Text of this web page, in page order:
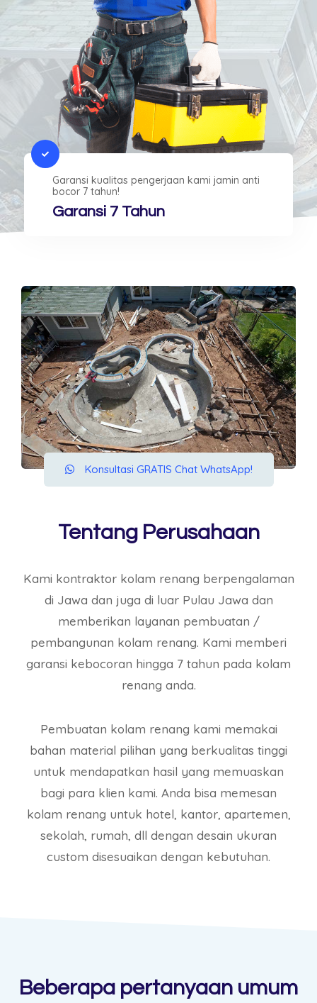
Garansi kualitas pengerjaan kami jamin anti
bocor 7 tahun!
Garansi 7 Tahun
Konsultasi GRATIS Chat WhatsApp!
Tentang Perusahaan
Kami kontraktor kolam renang berpengalaman
di Jawa dan juga di luar Pulau Jawa dan
memberikan layanan pembuatan /
pembangunan kolam renang. Kami memberi
garansi kebocoran hingga 7 tahun pada kolam
renang anda.
Pembuatan kolam renang kami memakai
bahan material pilihan yang berkualitas tinggi
untuk mendapatkan hasil yang memuaskan
bagi para klien kami. Anda bisa memesan
kolam renang untuk hotel, kantor, apartemen,
sekolah, rumah, dll dengan desain ukuran
custom disesuaikan dengan kebutuhan.
Beberapa pertanyaan umum